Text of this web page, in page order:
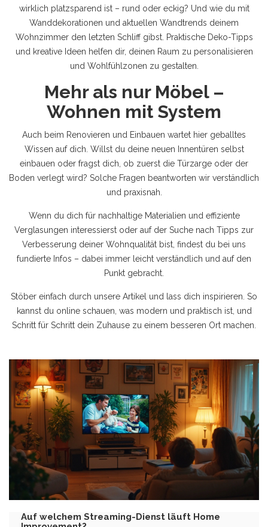
wirklich platzsparend ist – rund oder eckig? Und wie du mit
Wanddekorationen und aktuellen Wandtrends deinem
Wohnzimmer den letzten Schliff gibst. Praktische Deko-Tipps
und kreative Ideen helfen dir, deinen Raum zu personalisieren
und Wohlfühlzonen zu gestalten.
Mehr als nur Möbel –
Wohnen mit System
Auch beim Renovieren und Einbauen wartet hier geballtes
Wissen auf dich. Willst du deine neuen Innentüren selbst
einbauen oder fragst dich, ob zuerst die Türzarge oder der
Boden verlegt wird? Solche Fragen beantworten wir verständlich
und praxisnah.
Wenn du dich für nachhaltige Materialien und effiziente
Verglasungen interessierst oder auf der Suche nach Tipps zur
Verbesserung deiner Wohnqualität bist, findest du bei uns
fundierte Infos – dabei immer leicht verständlich und auf den
Punkt gebracht.
Stöber einfach durch unsere Artikel und lass dich inspirieren. So
kannst du online schauen, was modern und praktisch ist, und
Schritt für Schritt dein Zuhause zu einem besseren Ort machen.
Auf welchem Streaming-Dienst läuft Home